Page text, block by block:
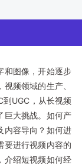
和图像，开始逐步
频领域的生产、
到UGC，从长视频
巨大挑战。如何产
内容导向？如何进
要进行视频内容的
介绍短视频如何经